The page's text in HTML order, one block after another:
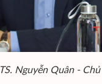
TS. Nguyễn Quân -